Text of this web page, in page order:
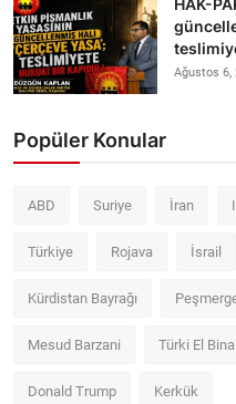
HAK-
Ağustos 6,
Popüler Konular
ABD Suriye İran
Türkiye Rojava İsrail
Kürdistan Bayrağı
Mesud Barzani Türki El
Donald Trump Kerkük